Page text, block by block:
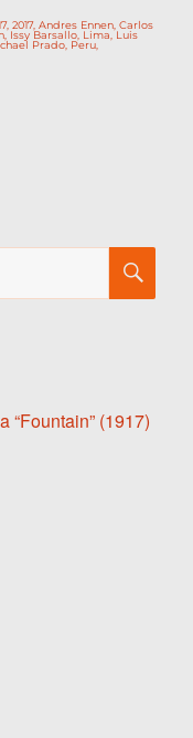
,2017,Andres Ennen ,Carlos
, Issy Barsallo Lima ,Luis
Prado Peru
“Fountain” (1917)